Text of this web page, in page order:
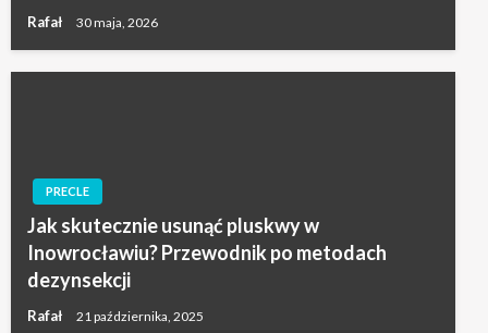
Rafał 30 maja, 2026
PRECLE
Jak skutecznie usunąć pluskwy w
Inowrocławiu? Przewodnik po metodach
dezynsekcji
Rafał 21 października, 2025